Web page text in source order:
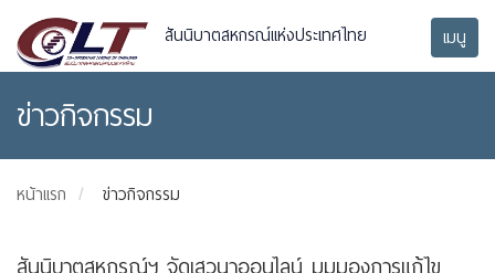
สันนิบาตสหกรณ์แห่งประเทศไทย เมนู
ข่าวกิจกรรม
หน้าแรก ข่าวกิจกรรม